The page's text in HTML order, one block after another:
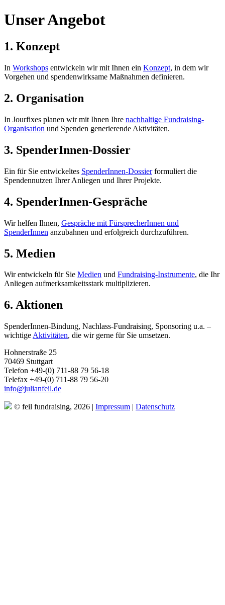
Unser Angebot
1. Konzept
In Workshops entwickeln wir mit Ihnen ein Konzept, in dem wir
Vorgehen und spendenwirksame Maßnahmen definieren.
2. Organisation
In Jourfixes planen wir mit Ihnen Ihre nachhaltige Fundraising-
Organisation und Spenden generierende Aktivitäten.
3. SpenderInnen-Dossier
Ein für Sie entwickeltes SpenderInnen-Dossierformuliert die
Spendennutzen Ihrer Anliegen und Ihrer Projekte.
4. SpenderInnen-Gespräche
Wir helfen Ihnen, Gespräche mit FürsprecherInnen und
SpenderInnen anzubahnen und erfolgreich durchzuführen.
5. Medien
Wir entwickeln für Sie Medien und Fundraising-Instrumente, die Ihr
Anliegen aufmerksamkeitsstark multiplizieren.
6. Aktionen
SpenderInnen-Bindung, Nachlass-Fundraising, Sponsoring u.a. –
wichtige Aktivitäten, die wir gerne für Sie umsetzen.
Hohnerstraße 25
70469 Stuttgart
Telefon +49-(0) 711-88 79 56-18
Telefax +49-(0) 711-88 79 56-20
info@julianfeil.de
© feil fundraising, 2026 | Impressum | Datenschutz